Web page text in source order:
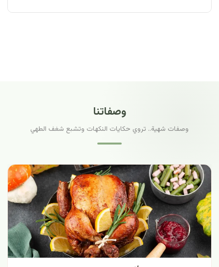
وصفاتنا
وصفات شهية.. تروي حكايات النكهات وتشبع شغف الطهي